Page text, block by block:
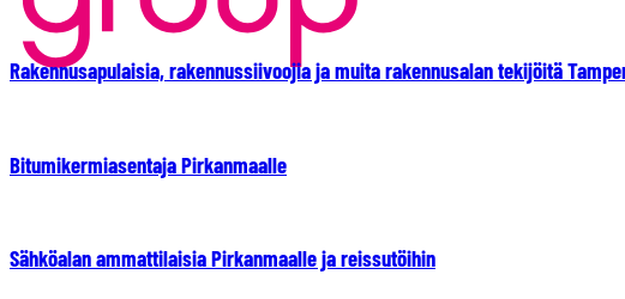
Rakennusapulaisia, rakennussiivoojia ja muita rakennusalan tekijöitä
Bitumikermiasentaja Pirkanmaalle
Sähköalan ammattilaisia Pirkanmaalle ja reissutöihin